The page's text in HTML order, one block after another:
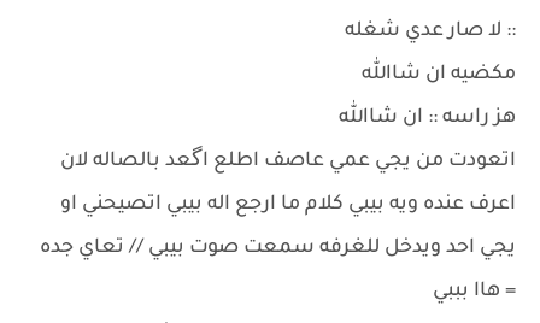
:: لا صار عدي شغله
مكضيه ان شاالله
هز راسه :: ان شاالله
اتعودت من يجي عمي عاصف اطلع اگعد بالصاله لان
اعرف عنده ويه بيبي كلام ما ارجع اله بيبي اتصيحني او
يجي احد ويدخل للغرفه سمعت صوت بيبي // تعاي جده
= هاا بببي